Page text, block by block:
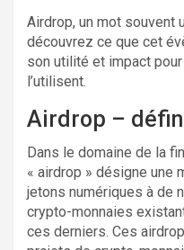
Airdrop, un mot souvent
découvrez ce que cet
son utilité et impact
l’utilisent.
Airdrop –
Dans le domaine de la
« airdrop » désigne une
jetons numériques à de
crypto-monnaies
ces derniers. Ces